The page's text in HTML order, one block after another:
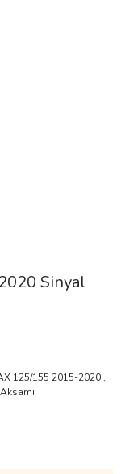
Sinyal
125/155 2015-2020 ,